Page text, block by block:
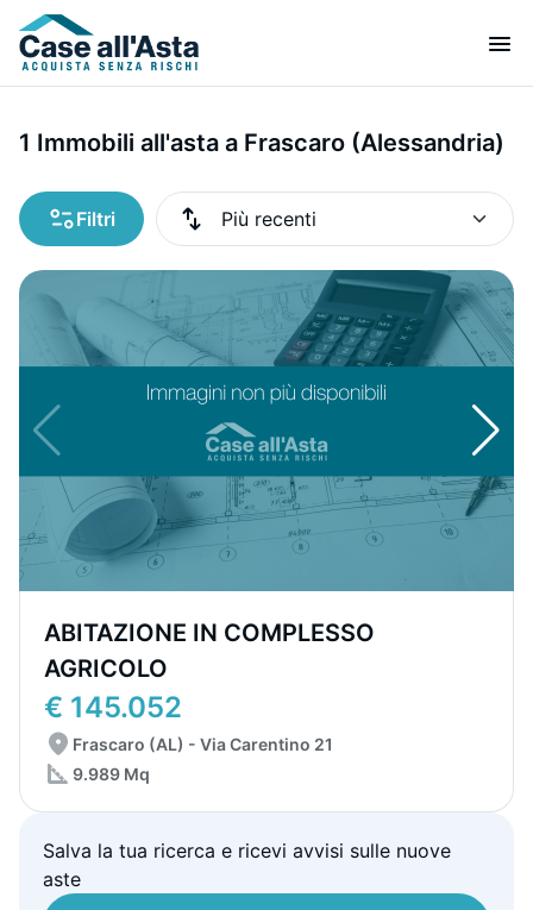
1 Immobili all'asta a Frascaro (Alessandria)
Filtri
ABITAZIONE IN COMPLESSO
AGRICOLO
€ 145.052
Frascaro (AL) - Via Carentino 21
9.989 Mq
Salva la tua ricerca e ricevi avvisi sulle nuove
aste